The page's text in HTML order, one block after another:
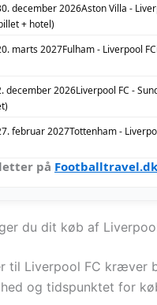
december 2026Aston Villa -
+ hotel)
marts 2027Fulham - Liverpool FC
december 2026Liverpool FC -
februar 2027Tottenham -
på Footballtravel.dk
du dit køb af
til Liverpool FC kræver
og tidspunktet for